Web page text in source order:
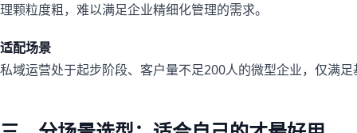
理颗粒度粗，难以满足企业精细化管理的需求。
适配场景
私域运营处于起步阶段、客户量不足200人的微型企业，仅满